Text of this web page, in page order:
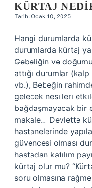
KÜRTAJ
Tarih: Ocak 10, 2025
Hangi durumlarda
durumlarda kürtaj
Gebeliğin ve
attığı durumlar (kalp
vb.), Bebeğin
gelecek nesilleri
bağdaşmayacak bir
makale… Devlette
hastanelerinde
güvencesi olması
hastadan katılım
kürtaj olur mu?
soru olmasına